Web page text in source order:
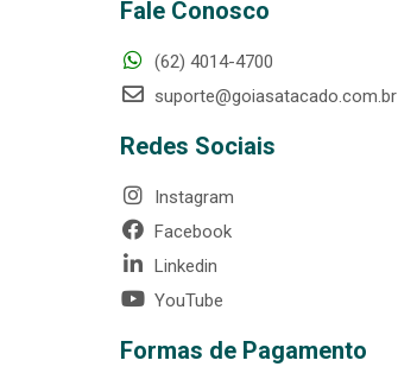
Fale Conosco
(62) 4014-4700
suporte@goiasatacado.com.br
Redes Sociais
Instagram
Facebook
Linkedin
YouTube
Formas de Pagamento